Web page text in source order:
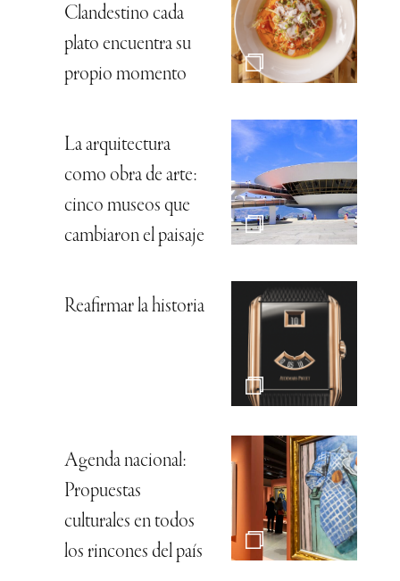
Clandestino cada
plato encuentra su
propio momento
La arquitectura
como obra de arte:
cinco museos que
cambiaron el paisaje
Reafirmar la historia
Agenda nacional:
Propuestas
culturales en todos
los rincones del país